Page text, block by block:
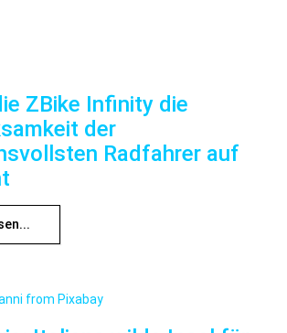
ZBike Infinity die
der
Radfahrer auf